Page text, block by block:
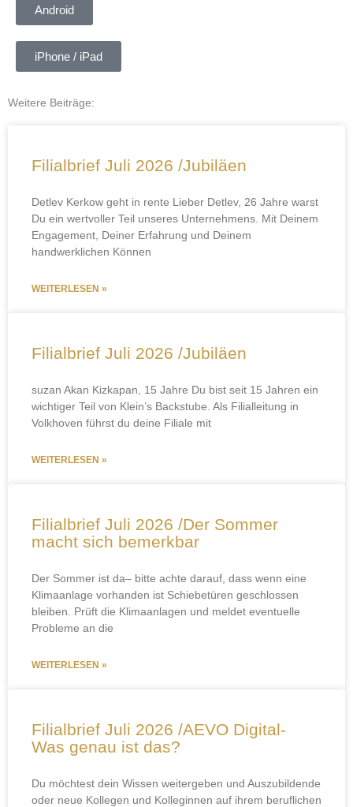
Android
iPhone / iPad
Weitere Beiträge:
Filialbrief Juli 2026 /Jubiläen
Detlev Kerkow geht in rente Lieber Detlev, 26 Jahre warst
Du ein wertvoller Teil unseres Unternehmens. Mit Deinem
Engagement, Deiner Erfahrung und Deinem
handwerklichen Können
WEITERLESEN »
Filialbrief Juli 2026 /Jubiläen
suzan Akan Kizkapan, 15 Jahre Du bist seit 15 Jahren ein
wichtiger Teil von Klein’s Backstube. Als Filialleitung in
Volkhoven führst du deine Filiale mit
WEITERLESEN »
Filialbrief Juli 2026 /Der Sommer
macht sich bemerkbar
Der Sommer ist da– bitte achte darauf, dass wenn eine
Klimaanlage vorhanden ist Schiebetüren geschlossen
bleiben. Prüft die Klimaanlagen und meldet eventuelle
Probleme an die
WEITERLESEN »
Filialbrief Juli 2026 /AEVO Digital-
Was genau ist das?
Du möchtest dein Wissen weitergeben und Auszubildende
oder neue Kollegen und Kolleginnen auf ihrem beruflichen